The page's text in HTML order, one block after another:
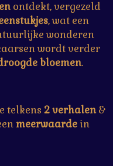
ontdekt, vergezeld
, wat een
wonderen
wordt verder
bloemen.
telkens 2 verhalen&
meerwaarde in